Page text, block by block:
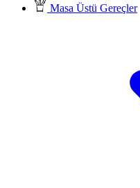
Masa Üstü Gereçler